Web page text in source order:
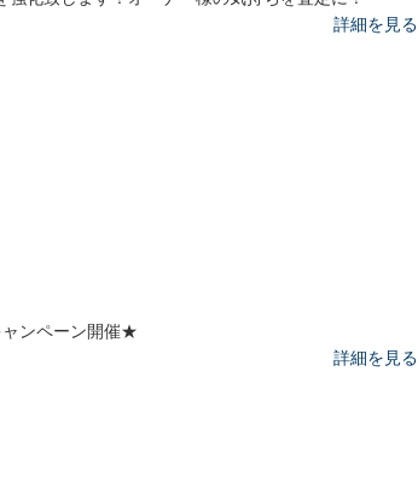
詳細を見る
ンペーン開催★
詳細を見る